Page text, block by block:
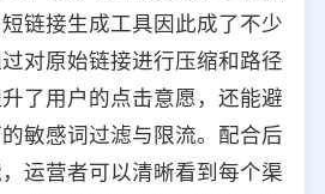
链接生成工具因此成了不少
对原始链接进行压缩和路径
了用户的点击意愿，还能避
敏感词过滤与限流。配合后
运营者可以清晰看到每个渠